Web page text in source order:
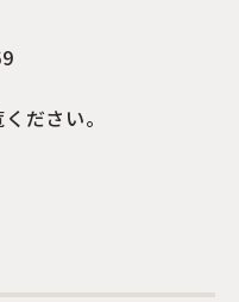
ださい。